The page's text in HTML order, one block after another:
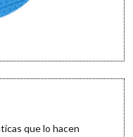
que lo hacen